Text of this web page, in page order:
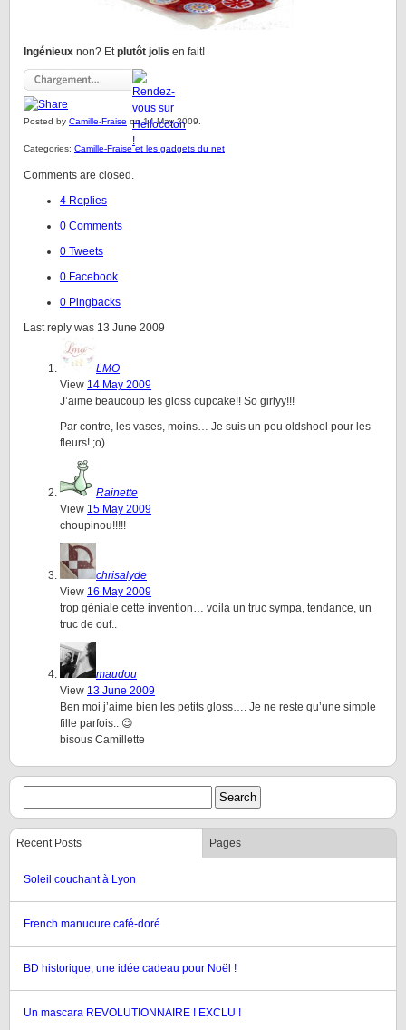
Ingénieux non? Etplutôt jolis en fait!
Posted by Camille-Fraise on 14 May 2009.
Categories: Camille-Fraise et les gadgets du net
Comments are closed.
4 Replies
0 Comments
0 Tweets
0 Facebook
0 Pingbacks
Last reply was 13 June 2009
LMO
View 14 May 2009
J’aime beaucoup les gloss cupcake!! So girlyy!!!
Par contre, les vases, moins… Je suis un peu oldshool pour les
fleurs! ;o)
Rainette
View 15 May 2009
choupinou!!!!!
chrisalyde
View 16 May 2009
trop géniale cette invention… voila un truc sympa, tendance, un
truc de ouf..
maudou
View 13 June 2009
Ben moi j’aime bien les petits gloss…. Je ne reste qu’une simple
fille parfois.. 😉
bisous Camillette
Recent Posts Pages
Soleil couchant à Lyon
French manucure café-doré
BD historique, une idée cadeau pour Noël !
Un mascara REVOLUTIONNAIRE ! EXCLU !